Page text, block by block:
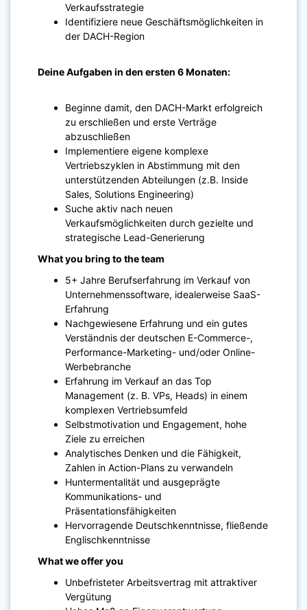
Verkaufsstrategie
Identifiziere neue Geschäftsmöglichkeiten in
der DACH-Region
Deine Aufgaben in den ersten 6 Monaten:
Beginne damit, den DACH-Markt erfolgreich
zu erschließen und erste Verträge
abzuschließen
Implementiere eigene komplexe
Vertriebszyklen in Abstimmung mit den
unterstützenden Abteilungen (z.B. Inside
Sales, Solutions Engineering)
Suche aktiv nach neuen
Verkaufsmöglichkeiten durch gezielte und
strategische Lead-Generierung
What you bring to the team
5+ Jahre Berufserfahrung im Verkauf von
Unternehmenssoftware, idealerweise SaaS-
Erfahrung
Nachgewiesene Erfahrung und ein gutes
Verständnis der deutschen E-Commerce-,
Performance-Marketing- und/oder Online-
Werbebranche
Erfahrung im Verkauf an das Top
Management (z. B. VPs, Heads) in einem
komplexen Vertriebsumfeld
Selbstmotivation und Engagement, hohe
Ziele zu erreichen
Analytisches Denken und die Fähigkeit,
Zahlen in Action-Plans zu verwandeln
Huntermentalität und ausgeprägte
Kommunikations- und
Präsentationsfähigkeiten
Hervorragende Deutschkenntnisse, fließende
Englischkenntnisse
What we offer you
Unbefristeter Arbeitsvertrag mit attraktiver
Vergütung